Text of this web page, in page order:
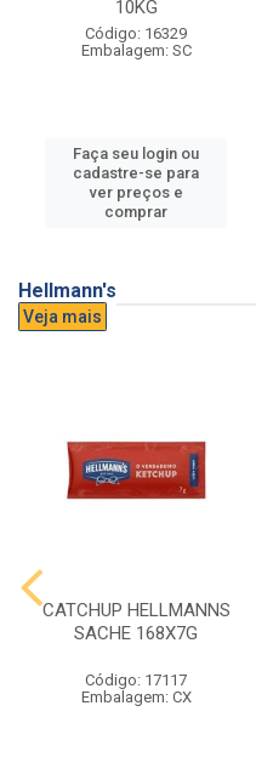
10KG
Código: 16329
Embalagem: SC
Faça seu login ou
cadastre-se para
ver preços e
comprar
Hellmann's
Veja mais
CATCHUP HELLMANNS
SACHE 168X7G
Código: 17117
Embalagem: CX